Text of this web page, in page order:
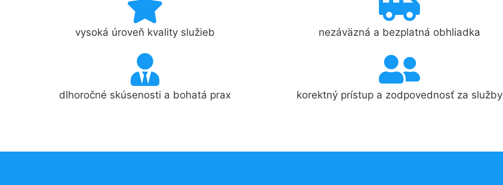
vysoká úroveň kvality služieb nezáväzná a bezplatná obhliadka
dlhoročné skúsenosti a bohatá prax korektný prístup a zodpovednosť za služby